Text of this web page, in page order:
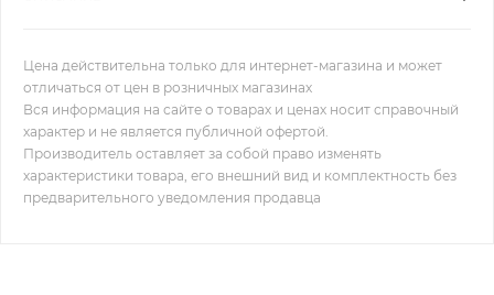
Цена действительна только для интернет-магазина и может
отличаться от цен в розничных магазинах
Вся информация на сайте о товарах и ценах носит справочный
характер и не является публичной офертой.
Производитель оставляет за собой право изменять
характеристики товара, его внешний вид и комплектность без
предварительного уведомления продавца